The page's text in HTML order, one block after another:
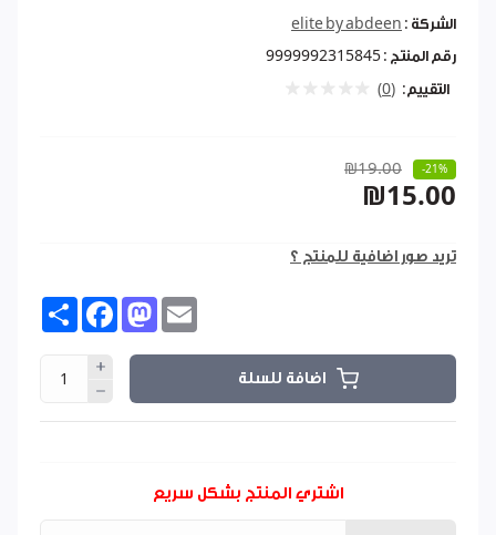
الشركة : elite by abdeen
رقم المنتج : 9999992315845
التقييم: (0)
₪19.00 -21%
₪15.00
تريد صور اضافية للمنتج ؟
Share FacebookMastodon
اضافة للسلة
اشتري المنتج بشكل سريع